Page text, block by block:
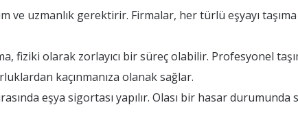
ve uzmanlık gerektirir. Firmalar, her türlü eşyayı
fiziki olarak zorlayıcı bir süreç olabilir. Profesyonel
kaçınmanıza olanak sağlar.
eşya sigortası yapılır. Olası bir hasar